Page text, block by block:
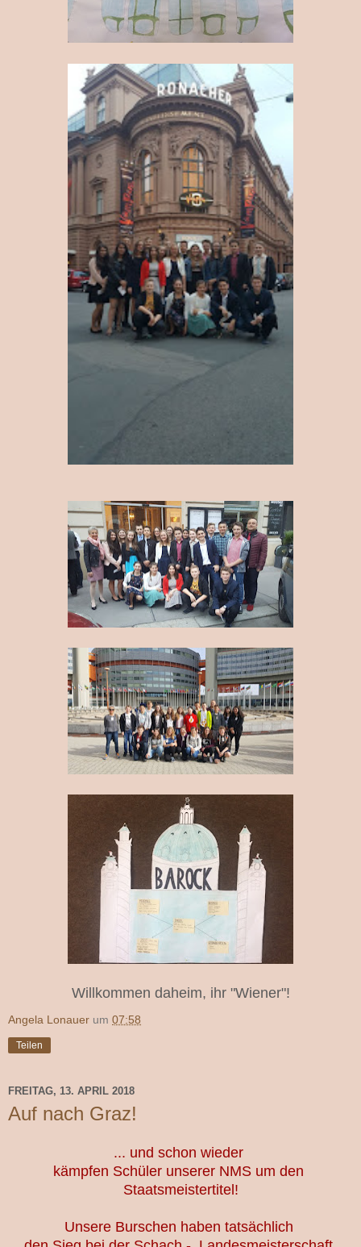
Willkommen daheim, ihr "Wiener"!
Angela Lonauer um 07:58
Teilen
FREITAG, 13. APRIL 2018
Auf nach Graz!
... und schon wieder
kämpfen Schüler unserer NMS um den
Staatsmeistertitel!
Unsere Burschen haben tatsächlich